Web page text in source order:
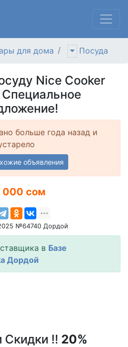
для дома Посуда
Nice Cooker
Специальное
больше года назад и
объявления
000 сом
№64740 Дордой
в Базе
Дордой
Скидки ‼️ 20%